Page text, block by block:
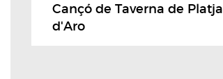
Cançó de Taverna de Platja
d'Aro